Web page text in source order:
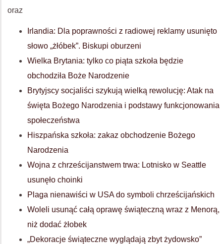
oraz
Irlandia: Dla poprawności z radiowej reklamy usunięto
słowo „żłóbek”. Biskupi oburzeni
Wielka Brytania: tylko co piąta szkoła będzie
obchodziła Boże Narodzenie
Brytyjscy socjaliści szykują wielką rewolucję: Atak na
święta Bożego Narodzenia i podstawy funkcjonowania
społeczeństwa
Hiszpańska szkoła: zakaz obchodzenie Bożego
Narodzenia
Wojna z chrześcijanstwem trwa: Lotnisko w Seattle
usunęło choinki
Plaga nienawiści w USA do symboli chrześcijańskich
Woleli usunąć całą oprawę świąteczną wraz z Menorą,
niż dodać żłobek
„Dekoracje świąteczne wyglądają zbyt żydowsko”